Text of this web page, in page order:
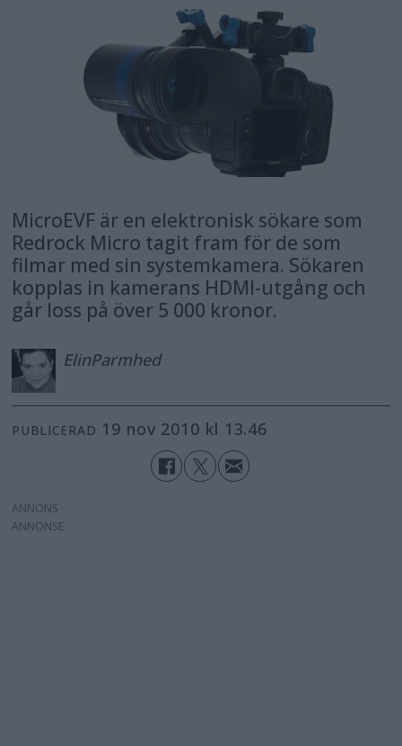
MicroEVF är en elektronisk sökare som
Redrock Micro tagit fram för de som
filmar med sin systemkamera. Sökaren
kopplas in kamerans HDMI-utgång och
går loss på över 5 000 kronor.
ElinParmhed
PUBLICERAD 19 nov 2010 kl 13.46
ANNONS